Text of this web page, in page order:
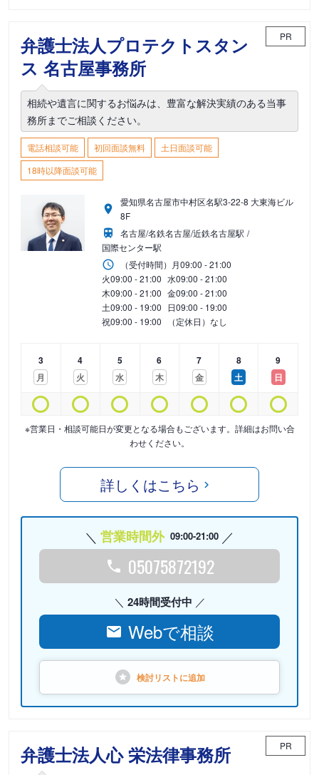
弁護士法人プロテクトスタン
ス 名古屋事務所
PR
相続や遺言に関するお悩みは、豊富な解決実績のある当事
務所までご相談ください。
電話相談可能 初回面談無料
土日面談可能
18時以降面談可能
愛知県名古屋市中村区名駅3-22-8 大東海ビル
8F
名古屋/名鉄名古屋/近鉄名古屋駅
国際センター駅
（受付時間） 月09:00 - 21:00
火09:00 - 21:00 水09:00 - 21:00
木09:00 - 21:00 金09:00 - 21:00
土09:00 - 19:00 日09:00 - 19:00
祝09:00 - 19:00 （定休日）なし
3
月
4
火
5
水
6
木
7
金
8
土
9
日
※営業日・相談可能日が変更となる場合もございます。詳細はお問い合
わせください。
詳しくはこちら
営業時間外 09:00-21:00
05075872192
24時間受付中
Webで相談
検討リストに追加
弁護士法人心 栄法律事務所 PR